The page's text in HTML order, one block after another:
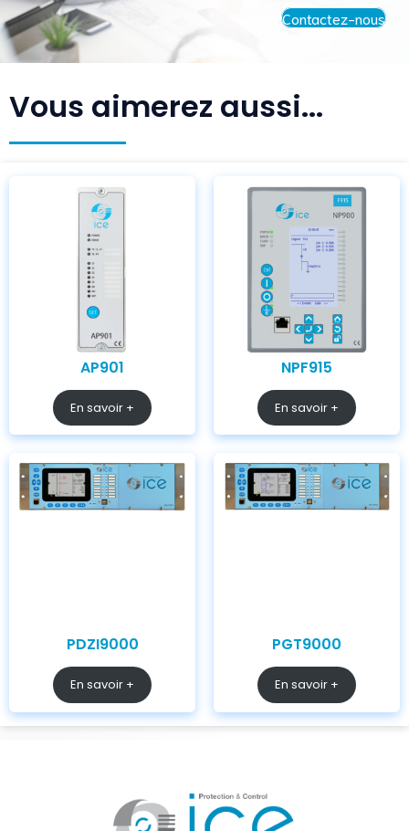
Contactez-nous
Vous aimerez aussi...
AP901
En savoir +
NPF915
En savoir +
PDZI9000
En savoir +
PGT9000
En savoir +